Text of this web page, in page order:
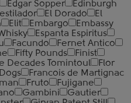
Edgar Sopper
Edinburgh
El Dorado
El
Elit Embargo
Embassy
Espanta Espiritus
Facundo
Fernet Antico
Fifty Pounds
Finist
Decades Tomintoul
Flor
Francois de Martignac
Fruto
Fujigane
Gambini
Gautier